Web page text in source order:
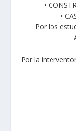
•
•
Por los
Por la